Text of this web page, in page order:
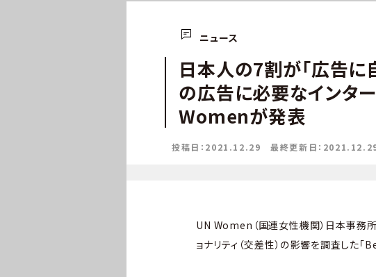
ニュース
日本人の7割が「広告に
の広告に必要なインタ
Womenが発表
投稿日：2021.12.29 最終更新日：
UN Women（国連女性機関）日本事務所
ョナリティ（交差性）の影響を調査した